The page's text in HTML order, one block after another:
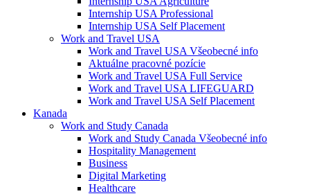
Internship USA Professional
Internship USA Self Placement
Work and Travel USA
Work and Travel USA Všeobecné info
Aktuálne pracovné pozície
Work and Travel USA Full Service
Work and Travel USA LIFEGUARD
Work and Travel USA Self Placement
Kanada
Work and Study Canada
Work and Study Canada Všeobecné info
Hospitality Management
Business
Digital Marketing
Healthcare